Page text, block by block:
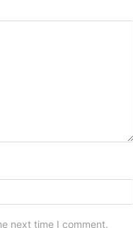
next time I comment.